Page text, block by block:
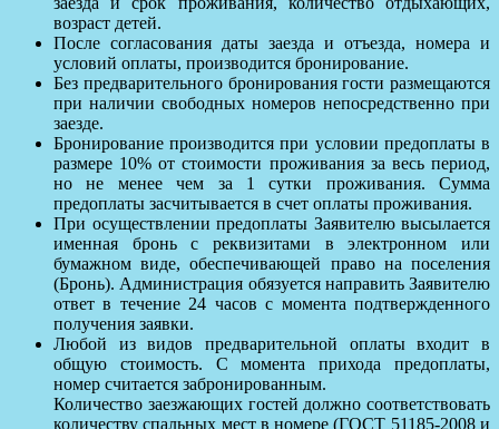
возраст детей.
После согласования даты заезда и отъезда, номера и
условий оплаты, производится бронирование.
Без предварительного бронирования гости размещаются
при наличии свободных номеров непосредственно при
заезде.
Бронирование производится при условии предоплаты в
размере 10% от стоимости проживания за весь период,
но не менее чем за 1 сутки проживания. Сумма
предоплаты засчитывается в счет оплаты проживания.
При осуществлении предоплаты Заявителю высылается
именная бронь с реквизитами в электронном или
бумажном виде, обеспечивающей право на поселения
(Бронь). Администрация обязуется направить Заявителю
ответ в течение 24 часов с момента подтвержденного
получения заявки.
Любой из видов предварительной оплаты входит в
общую стоимость. С момента прихода предоплаты,
номер считается забронированным.
Количество заезжающих гостей должно соответствовать
количеству спальных мест в номере (ГОСТ 51185-2008 и